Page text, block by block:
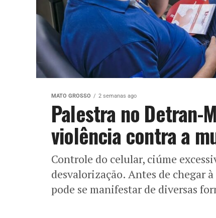
MATO GROSSO 2 semanas ago
Palestra no Detran-
violência contra a
Controle do celular, ciúme
desvalorização. Antes de chegar
pode se manifestar de diversas